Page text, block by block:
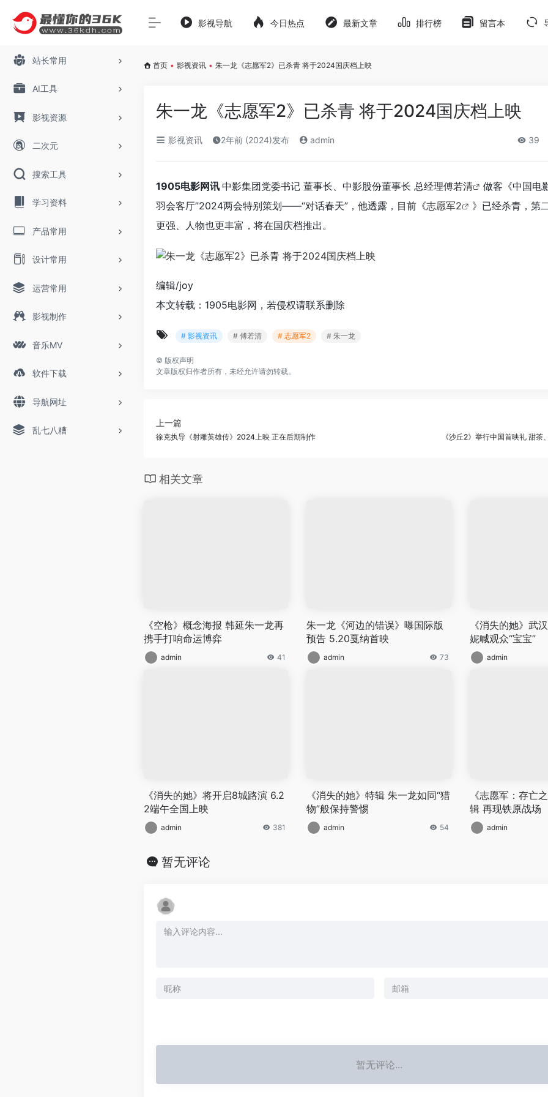
站长常用
AI工具
影视资源
二次元
搜索工具
学习资料
产品常用
设计常用
运营常用
影视制作
音乐MV
软件下载
导航网址
乱七八糟
影视导航 今日热点 最新文章 排行榜 留言本
首页 • 影视资讯 • 朱一龙《志愿军2》已杀青 将于2024国庆档上映
朱一龙《志愿军2》已杀青 将于2024国庆档上映
影视资讯 2年前 (2024)发布 admin 39
1905电影网讯 中影集团党委书记 董事长、中影股份董事长 总经理傅若清
做客《中国电
羽会客厅”2024两会特别策划——“对话春天”，他透露，目前《志愿军2
》已经杀青，第
更强、人物也更丰富，将在国庆档推出。
编辑/joy
本文转载：1905电影网，若侵权请联系删除
# 影视资讯 # 傅若清 # 志愿军2 # 朱一龙
© 版权声明
文章版权归作者所有，未经允许请勿转载。
上一篇
徐克执导《射雕英雄传》2024上映 正在后期制作 《沙丘2》举行中国首映礼 甜茶
相关文章
《空枪》概念海报 韩延朱一龙再
携手打响命运博弈
admin 41
朱一龙《河边的错误》曝国际版
预告 5.20戛纳首映
admin 73
《消失的她》武
妮喊观众“宝宝”
admin
《消失的她》将开启8城路演 6.2
2端午全国上映
admin 381
《消失的她》特辑 朱一龙如同“猎
物”般保持警惕
admin 54
《志愿军：存亡
辑 再现铁原战场
admin
暂无评论
暂无评论...